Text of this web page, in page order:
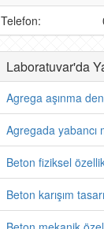
Telefon:
Laboratuvar'da
Agrega aşınma
Agregada yabancı
Beton fiziksel
Beton karışım